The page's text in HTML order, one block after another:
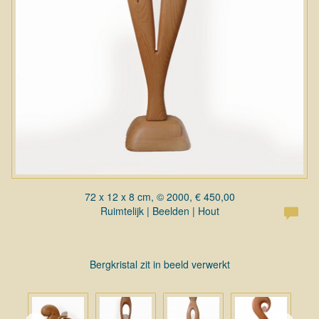
72 x 12 x 8 cm, © 2000, € 450,00
Ruimtelijk | Beelden | Hout
Bergkristal zit in beeld verwerkt